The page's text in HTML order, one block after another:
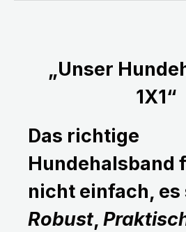
„Unser
1X1“
Das richtige
Hundehalsband
nicht einfach, es
Robust,